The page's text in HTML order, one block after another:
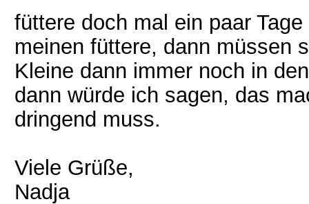
füttere doch mal ein paar
meinen füttere, dann müssen
Kleine dann immer noch in
dann würde ich sagen, das
dringend muss.
Viele Grüße,
Nadja